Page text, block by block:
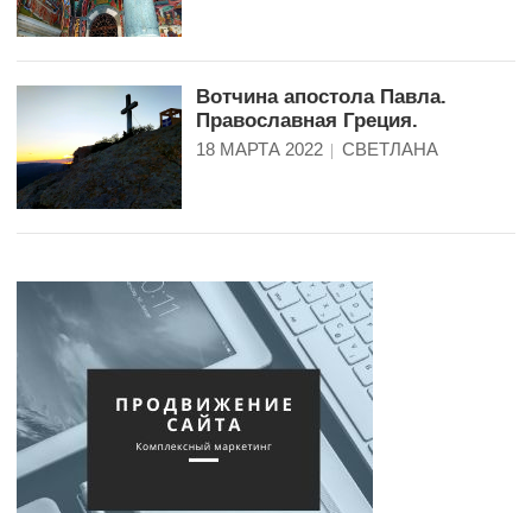
Вотчина апостола Павла.
Православная Греция.
18 МАРТА 2022 СВЕТЛАНА